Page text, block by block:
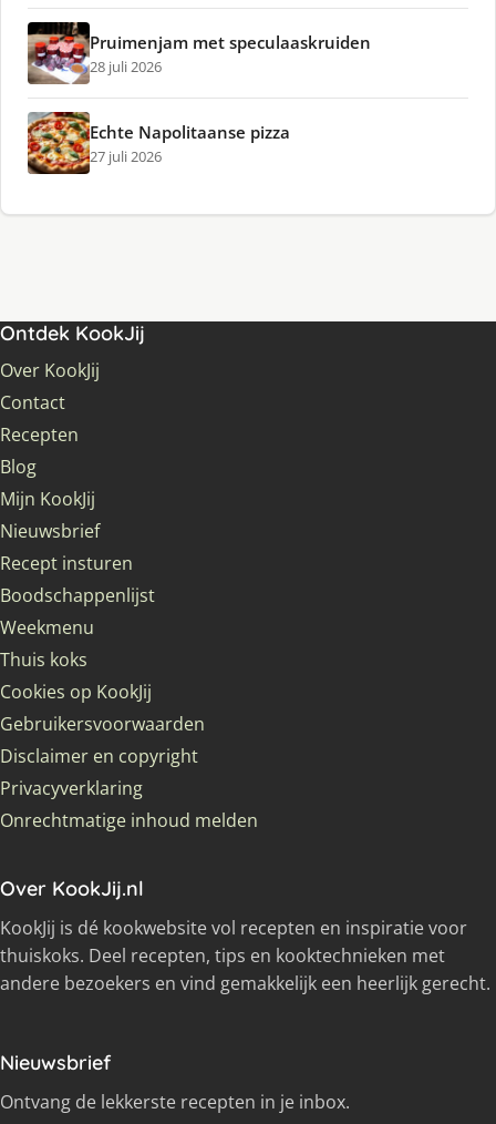
Pruimenjam met speculaaskruiden
28 juli 2026
Echte Napolitaanse pizza
27 juli 2026
Ontdek KookJij
Over KookJij
Contact
Recepten
Blog
Mijn KookJij
Nieuwsbrief
Recept insturen
Boodschappenlijst
Weekmenu
Thuis koks
Cookies op KookJij
Gebruikersvoorwaarden
Disclaimer en copyright
Privacyverklaring
Onrechtmatige inhoud melden
Over KookJij.nl
KookJij is dé kookwebsite vol recepten en inspiratie voor
thuiskoks. Deel recepten, tips en kooktechnieken met
andere bezoekers en vind gemakkelijk een heerlijk gerecht.
Nieuwsbrief
Ontvang de lekkerste recepten in je inbox.